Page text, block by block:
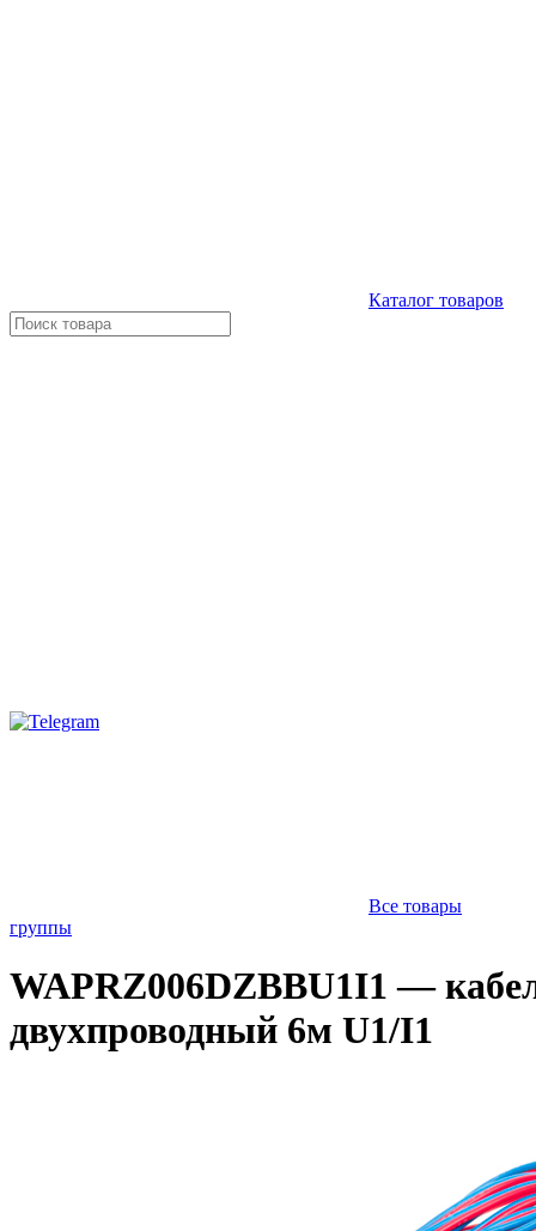
Каталог товаров
Все товары
группы
WAPRZ006DZBBU1I1 —
двухпроводный 6м U1/I1